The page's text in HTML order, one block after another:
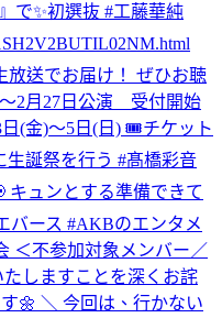
で✨初選抜 #工藤華純
放送でお届け！ ぜひお聴
2月27日公演 受付開始
(金)〜5日(日) 🎟️チケット
生誕祭を行う #髙橋彩音
キュンとする準備できて
バース #AKBのエンタメ
＜不参加対象メンバー／
しますことを深くお詫
🌼 ＼ 今回は、行かない